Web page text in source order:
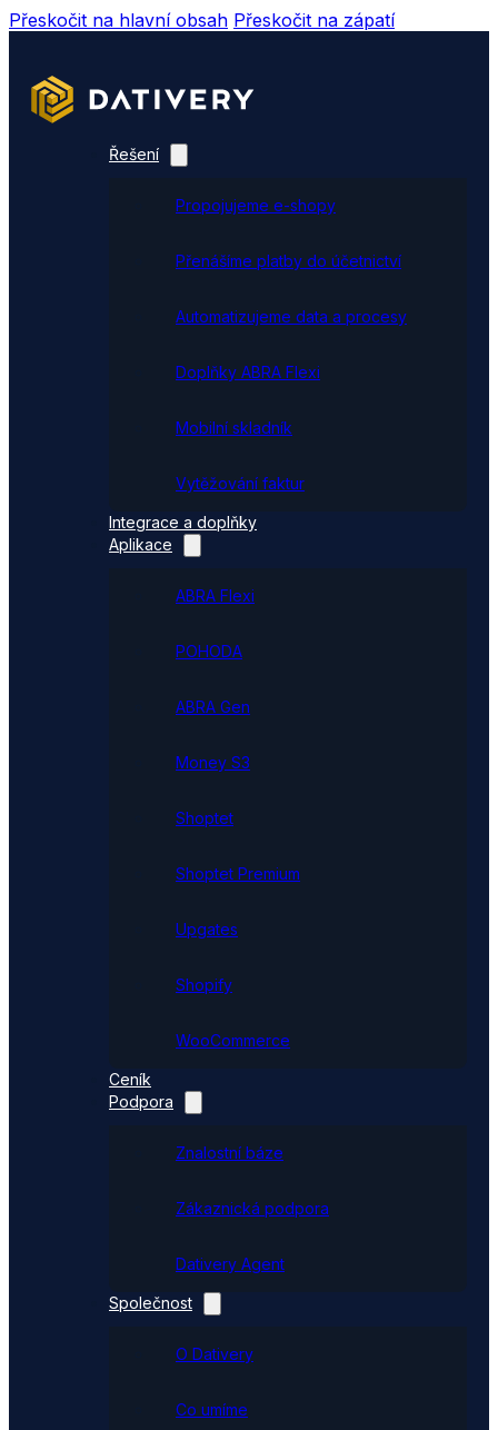
Přeskočit na hlavní obsah Přeskočit na zápatí
Řešení
Propojujeme e-shopy
Přenášíme platby do účetnictví
Automatizujeme data a procesy
Doplňky ABRA Flexi
Mobilní skladník
Vytěžování faktur
Integrace a doplňky
Aplikace
ABRA Flexi
POHODA
ABRA Gen
Money S3
Shoptet
Shoptet Premium
Upgates
Shopify
WooCommerce
Ceník
Podpora
Znalostní báze
Zákaznická podpora
Dativery Agent
Společnost
O Dativery
Co umíme